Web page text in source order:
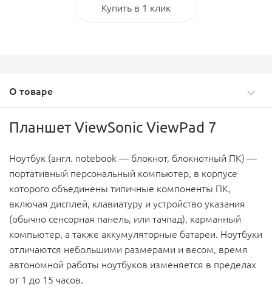
Купить в 1 клик
О товаре
Планшет ViewSonic ViewPad 7
Ноутбук (англ. notebook — блокнот, блокнотный ПК) —
портативный персональный компьютер, в корпусе
которого объединены типичные компоненты ПК,
включая дисплей, клавиатуру и устройство указания
(обычно сенсорная панель, или тачпад), карманный
компьютер, а также аккумуляторные батареи. Ноутбуки
отличаются небольшими размерами и весом, время
автономной работы ноутбуков изменяется в пределах
от 1 до 15 часов.